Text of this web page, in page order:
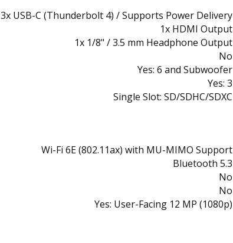
3x USB-C (Thunderbolt 4) / Supports Power Delivery
1x HDMI Output
1x 1/8" / 3.5 mm Headphone Output
No
Yes: 6 and Subwoofer
Yes: 3
Single Slot: SD/SDHC/SDXC
Wi-Fi 6E (802.11ax) with MU-MIMO Support
Bluetooth 5.3
No
No
Yes: User-Facing 12 MP (1080p)